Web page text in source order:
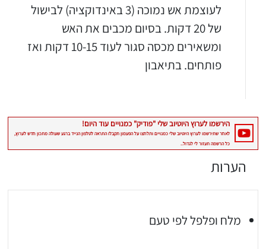
אותי באינסטגרם
הכנתם מתכון שלי? חפשו "Shahar_Hen_Hayokra" באינסטגרם עקבו אחריי עוד היום ותעלו את המתכון שהכנתם לסטורי ואני
לעוצמת אש נמוכה (3 באינדוקציה) לבישול
של 20 דקות. בסיום מכבים את האש
ומשאירים מכסה סגור לעוד 10-15 דקות ואז
פותחים. בתיאבון
הערות
מלח ופלפל לפי טעם